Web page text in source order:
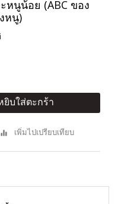
นูน้อย (ABC ของ
หนู)
ยิบใส่ตะกร้า
เพิ่มไปเปรียบเทียบ